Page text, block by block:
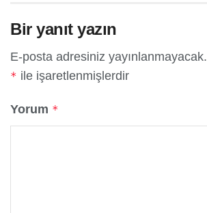
Bir yanıt yazın
E-posta adresiniz yayınlanmayacak.
* ile işaretlenmişlerdir
Yorum *